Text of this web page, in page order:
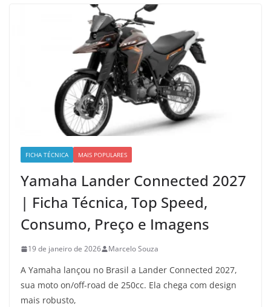
FICHA TÉCNICA MAIS POPULARES
Yamaha Lander Connected 2027
| Ficha Técnica, Top Speed,
Consumo, Preço e Imagens
19 de janeiro de 2026 Marcelo Souza
A Yamaha lançou no Brasil a Lander Connected 2027,
sua moto on/off-road de 250cc. Ela chega com design
mais robusto,